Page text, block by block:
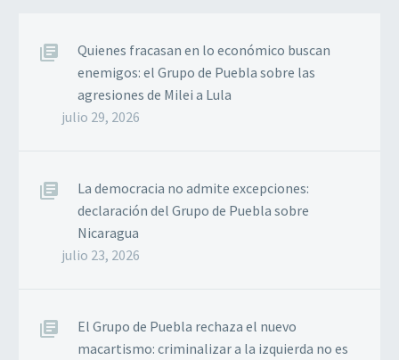
Quienes fracasan en lo económico buscan
enemigos: el Grupo de Puebla sobre las
agresiones de Milei a Lula
julio 29, 2026
La democracia no admite excepciones:
declaración del Grupo de Puebla sobre
Nicaragua
julio 23, 2026
El Grupo de Puebla rechaza el nuevo
macartismo: criminalizar a la izquierda no es